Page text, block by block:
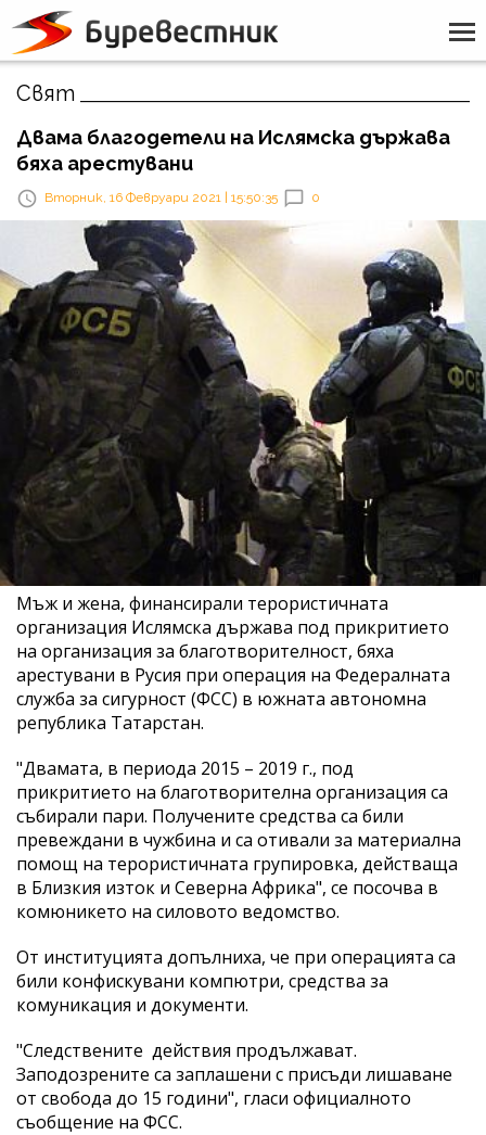
Свят
Двама благодетели на Ислямска държава
бяха арестувани
Вторник, 16 Февруари 2021 | 15:50:35 0
Мъж и жена, финансирали терористичната
организация Ислямска държава под прикритието
на организация за благотворителност, бяха
арестувани в Русия при операция на Федералната
служба за сигурност (ФСС) в южната автономна
република Татарстан.
"Двамата, в периода 2015 – 2019 г., под
прикритието на благотворителна организация са
събирали пари. Получените средства са били
превеждани в чужбина и са отивали за материална
помощ на терористичната групировка, действаща
в Близкия изток и Северна Африка", се посочва в
комюникето на силовото ведомство.
От институцията допълниха, че при операцията са
били конфискувани компютри, средства за
комуникация и документи.
"Следствените действия продължават.
Заподозрените са заплашени с присъди лишаване
от свобода до 15 години", гласи официалното
съобщение на ФСС.